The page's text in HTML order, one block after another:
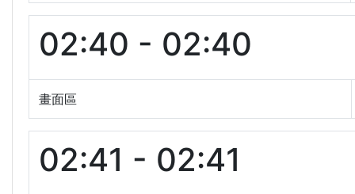
02:40 - 02:40
畫面區
02:41 - 02:41